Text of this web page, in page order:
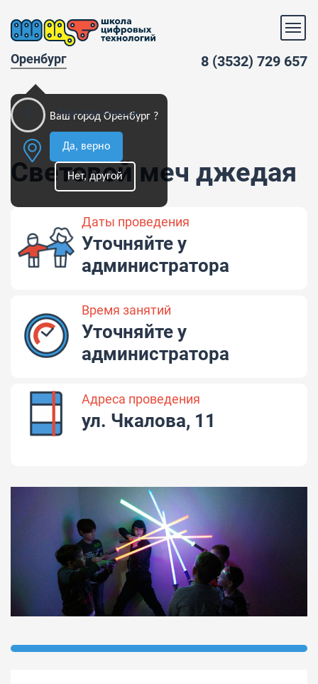
Оренбург
Ваш город Оренбург ?
Да, верно
Нет, другой
8 (3532) 729 657
Мастер-классы
Световой меч джедая
Даты проведения
Уточняйте у
администратора
Время занятий
Уточняйте у
администратора
Адреса проведения
ул. Чкалова, 11